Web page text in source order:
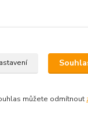
můžete odmítnout